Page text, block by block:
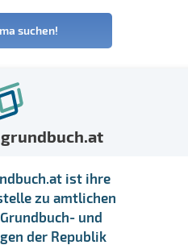
suchen!
ist ihre
zu amtlichen
und
der Republik